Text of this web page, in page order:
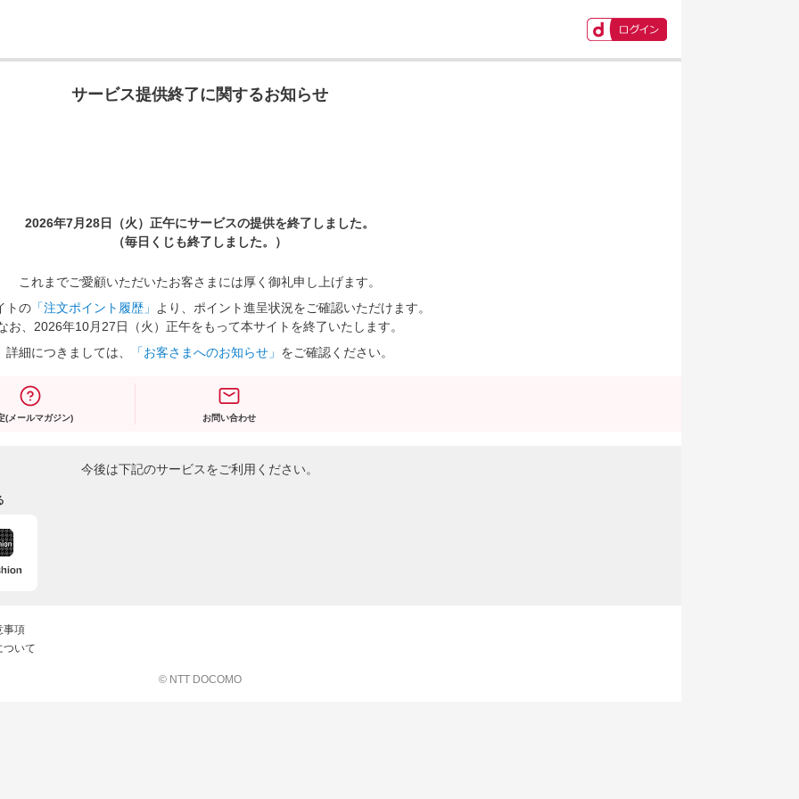
サービス提供終了に関するお知らせ
2026年7月28日（火）正午にサービスの提供を終了しました。
（毎日くじも終了しました。）
これまでご愛顧いただいたお客さまには厚く御礼申し上げます。
トの 「注文ポイント履歴」
より、ポイント進呈状況をご確認いただけます。
お、2026年10月27日（火）正午をもって本サイトを終了いたします。
詳細につきましては、
「お客さまへのお知らせ」 をご確認ください。
(メールマガジン) お問い合わせ
今後は下記のサービスをご利用ください。
事項
ついて
© NTT DOCOMO